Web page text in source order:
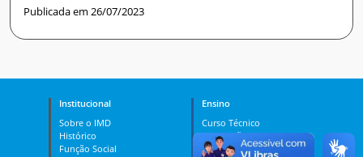
Publicada em 26/07/2023
Institucional
Sobre o IMD
Histórico
Função Social
Ensino
Curso Técnico
Graduação
Pós-graduação